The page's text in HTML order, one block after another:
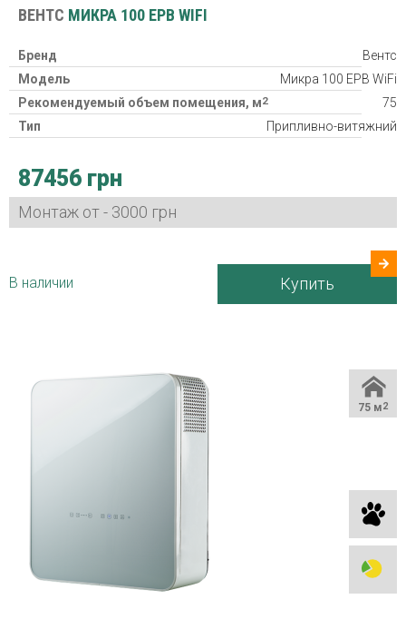
ВЕНТС МИКРА 100 ЕРВ WIFI
Бренд
Вентс
Модель
Микра 100 ЕРВ WiFi
Рекомендуемый объем помещения, м2
75
Тип
Припливно-витяжний
Потребляемая мощность
Гарантия
24 міс
Страна производитель
87456 грн
Монтаж от - 3000 грн
В наличии Купить
75 м2